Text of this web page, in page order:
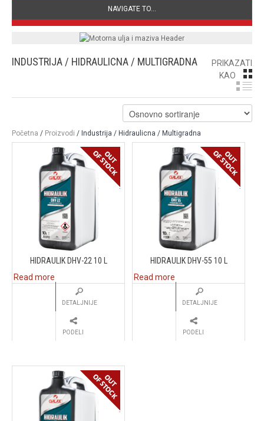
NAVIGATE TO...
INDUSTRIJA / HIDRAULICNA / MULTIGRADNA
PRIKAZATI
KAO
Početna / Proizvodi / Industrija / Hidraulicna / Multigradna
HIDRAULIK DHV-22 10 L
Read more
DETALJNIJE
PODELI
HIDRAULIK DHV-55 10 L
Read more
DETALJNIJE
PODELI